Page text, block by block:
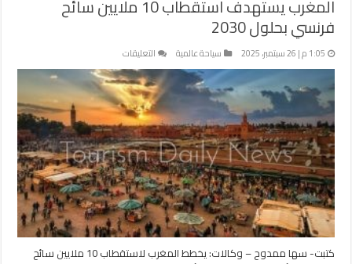
المغرب يستهدف استقطاب 10 ملايين سائح
فرنسي بحلول 2030
1:05 م | 26 سبتمبر، 2025 سياحة عالمية التعليقات
المغرب
يستهدف
استقطاب
10
ملايين
سائح
فرنسي
بحلول
2030
مغلقة
كتبت- سها ممدوح – وكالات: يخطط المغرب لاستقطاب 10 ملايين سائح